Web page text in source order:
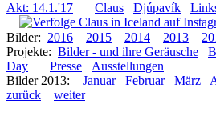
Akt: 14.1.'17
| Claus Djúpavík
Bilder: 2016 2015 2014 2013
Projekte: Bilder - und ihre Geräusche
Day
| Presse
Ausstellungen
Bilder 2013:
Januar Februar März
zurück
weiter